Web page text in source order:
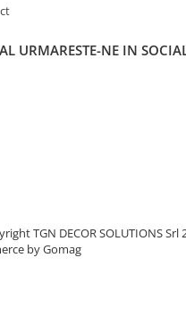
URMARESTE-NE IN
TGN DECOR SOLUTIONS Srl
by Gomag